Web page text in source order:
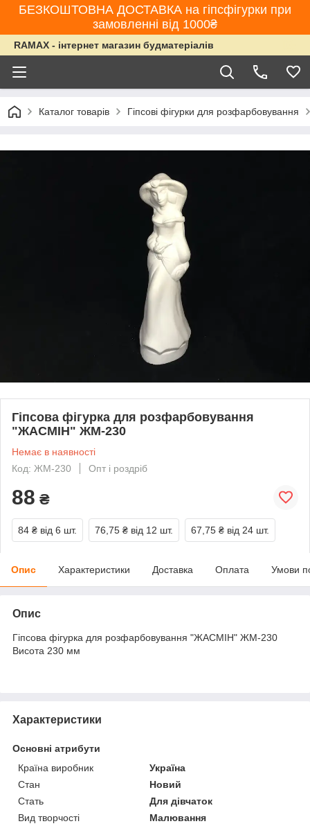
БЕЗКОШТОВНА ДОСТАВКА на гіпсфігурки при
замовленні від 1000₴
RAMAX - інтернет магазин будматеріалів
Каталог товарів Гіпсові фігурки для розфарбовування
Гіпсова фігурка для розфарбовування
"ЖАСМІН" ЖМ-230
Немає в наявності
Код: ЖМ-230
Опт і роздріб
88 ₴
84 ₴ від 6 шт. 76,75 ₴ від 12 шт. 67,75 ₴ від 24 шт.
Опис Характеристики Доставка Оплата Умови
Опис
Гіпсова фігурка для розфарбовування "ЖАСМІН" ЖМ-230
Висота 230 мм
Характеристики
Основні атрибути
Країна виробник
Україна
Стан
Новий
Стать
Для дівчаток
Вид творчості
Малювання